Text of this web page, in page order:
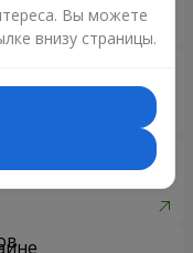
Украине
Вы можете
внизу страницы.